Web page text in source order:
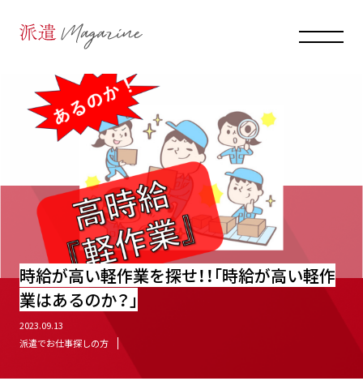
時給が高い軽作業を探せ！！｢時給が高い軽作
業はあるのか？｣
2023.09.13
派遣でお仕事探しの方